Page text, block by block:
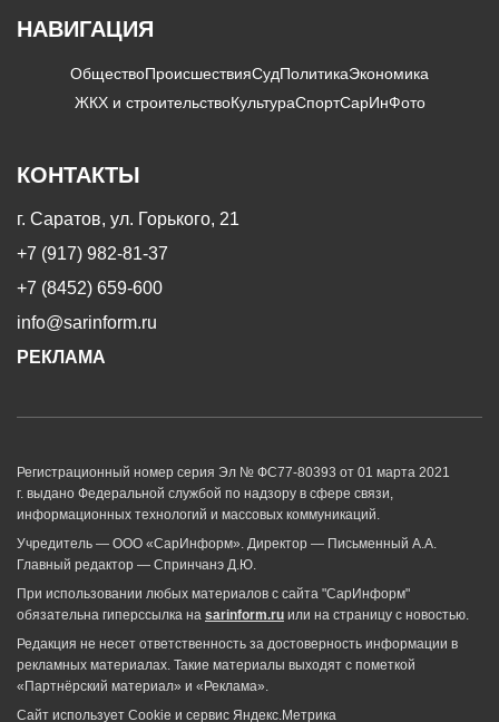
НАВИГАЦИЯ
ОбществоПроисшествияСудПолитикаЭкономика
ЖКХ и строительствоКультураСпортСарИнФото
КОНТАКТЫ
г. Саратов, ул. Горького, 21
+7 (917) 982-81-37
+7 (8452) 659-600
info@sarinform.ru
РЕКЛАМА
Регистрационный номер серия Эл № ФС77-80393 от 01 марта 2021
г. выдано Федеральной службой по надзору в сфере связи,
информационных технологий и массовых коммуникаций.
Учредитель — ООО «СарИнформ». Директор — Письменный А.А.
Главный редактор — Спринчанэ Д.Ю.
При использовании любых материалов с сайта "СарИнформ"
обязательна гиперссылка на sarinform.ru или на страницу с новостью.
Редакция не несет ответственность за достоверность информации в
рекламных материалах. Такие материалы выходят с пометкой
«Партнёрский материал» и «Реклама».
Сайт использует Cookie и сервиc Яндекс.Метрика